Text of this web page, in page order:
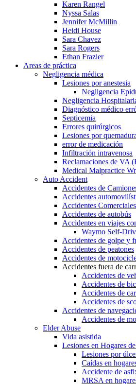
Karen Rangel
Nyssa Salas
Jennifer McMillin
Heidi House
Sara Chavez
Sara Rogers
Ethan Frazier
Areas de práctica
Negligencia médica
Lesiones por anestesia
Negligencia
Negligencia
Diagnóstico médico
Septicemia
Errores quirúrgicos
Lesiones por
error de medicación
Infiltración intravenosa
Reclamaciones de VA
Medical Malpractice
Auto Accident
Accidentes de
Accidentes
Accidentes Comerciales
Accidentes de autobús
Accidentes en viajes
Waymo Self-
Accidentes de golpe y
Accidentes de peatones
Accidentes de
Accidentes fuera de
Accidentes de
Accidentes de
Accidentes de
Accidentes de
Accidentes de
Accidentes de
Elder Abuse
Vida asistida
Lesiones en Hogares
Lesiones por
Caídas en
Accidente de
MRSA en